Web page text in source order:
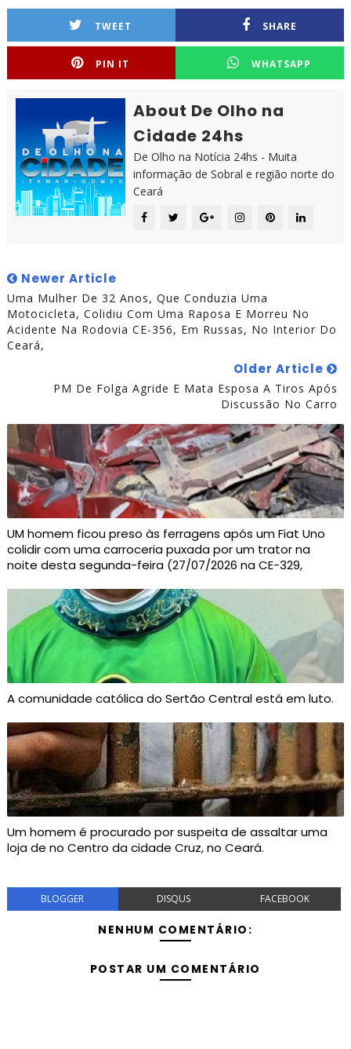
TWEET SHARE
PIN IT WHATSAPP
About De Olho na
Cidade 24hs
De Olho na Notícia 24hs - Muita
informação de Sobral e região norte do
Ceará
Newer Article
Uma Mulher De 32 Anos, Que Conduzia Uma
Motocicleta, Colidiu Com Uma Raposa E Morreu No
Acidente Na Rodovia CE-356, Em Russas, No Interior Do
Ceará,
Older Article
PM De Folga Agride E Mata Esposa A Tiros Após
Discussão No Carro
UM homem ficou preso às ferragens após um Fiat Uno
colidir com uma carroceria puxada por um trator na
noite desta segunda-feira (27/07/2026 na CE-329,
A comunidade católica do Sertão Central está em luto.
Um homem é procurado por suspeita de assaltar uma
loja de no Centro da cidade Cruz, no Ceará.
BLOGGER DISQUS FACEBOOK
NENHUM COMENTÁRIO:
POSTAR UM COMENTÁRIO